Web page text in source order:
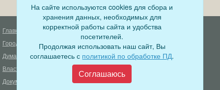
Главная
Город
Дума
Власть
Документы
Деятельность прокуратуры
Муниципальный контроль
Меры пожарной безопасности
Формирование комфортной
На сайте используются cookies для сбора и
хранения данных, необходимых для
корректной работы сайта и удобства
посетителей.
Продолжая использовать наш сайт, Вы
соглашаетесь с политикой по обработке ПД.
Соглашаюсь